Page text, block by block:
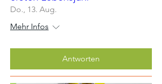
Do., 13. Aug.
Mehr Infos
Antworten